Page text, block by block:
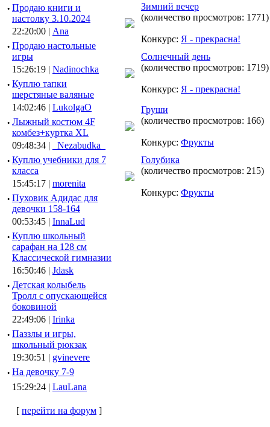
· Продаю книги и
настолку 3.10.2024
22:20:00 | Ana
· Продаю настольные
игры
15:26:19 | Nadinochka
· Куплю тапки
шерстяные валяные
14:02:46 | LukolgaO
· Лыжный костюм 4F
комбез+куртка XL
09:48:34 |
_Nezabudka_
· Куплю учебники для 7
класса
15:45:17 | morenita
· Пуховик Адидас для
девочки 158-164
00:53:45 | InnaLud
· Куплю школьный
сарафан на 128 см
Классической гимназии
16:50:46 | Jdask
· Детская колыбель
Тролл с опускающейся
боковиной
22:49:06 | Irinka
· Паззлы и игры,
школьный рюкзак
19:30:51 | gvinevere
· Hа девочку 7-9
15:29:24 | LauLana
[ перейти на форум ]
Зимний вечер
(количество просмотров: 1771)
Конкурс: Я - прекрасна!
Солнечный день
(количество просмотров: 1719)
Конкурс: Я - прекрасна!
Груши
(количество просмотров: 166)
Конкурс: Фрукты
Голубика
(количество просмотров: 215)
Конкурс: Фрукты